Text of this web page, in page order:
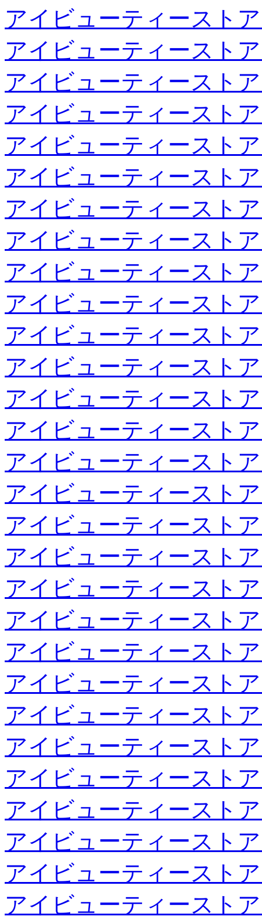
アイビューティースト
アイビューティースト
アイビューティースト
アイビューティースト
アイビューティースト
アイビューティースト
アイビューティースト
アイビューティースト
アイビューティースト
アイビューティースト
アイビューティースト
アイビューティースト
アイビューティースト
アイビューティースト
アイビューティースト
アイビューティースト
アイビューティースト
アイビューティースト
アイビューティースト
アイビューティースト
アイビューティースト
アイビューティースト
アイビューティースト
アイビューティースト
アイビューティースト
アイビューティースト
アイビューティースト
アイビューティースト
アイビューティースト